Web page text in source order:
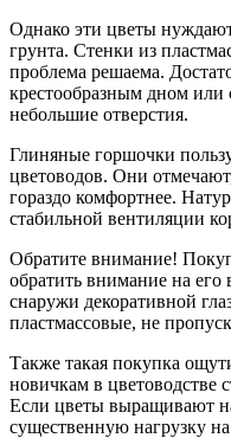
Однако эти цветы
грунта. Стенки из
проблема решаема.
крестообразным дном или
небольшие отверстия.
Глиняные горшочки
цветоводов. Они
гораздо комфортнее.
стабильной вентиляции
Обратите внимание!
обратить внимание на
снаружи декоративной
пластмассовые, не
Также такая покупка
новичкам в цветоводстве
Если цветы выращивают
существенную нагрузку